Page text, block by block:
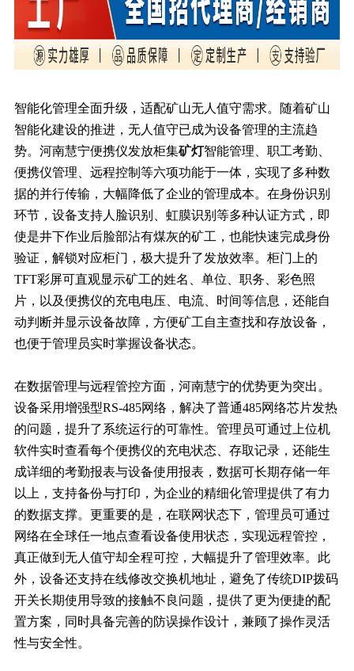
智能化管理全面升级，适配矿山无人值守需求。随着矿山
智能化建设的推进，无人值守已成为设备管理的主流趋
势。河南慧宁便携仪发放柜集矿灯智能管理、职工考勤、
便携仪管理、远程控制等六项功能于一体，实现了多种数
据的并行传输，大幅降低了企业的管理成本。在身份识别
环节，设备支持人脸识别、虹膜识别等多种认证方式，即
使是井下作业后脸部沾有煤灰的矿工，也能快速完成身份
验证，解锁对应柜门，极大提升了发放效率。柜门上的
TFT彩屏可直观显示矿工的姓名、单位、职务、彩色照
片，以及便携仪的充电电压、电流、时间等信息，还能自
动判断并显示设备故障，方便矿工自主查找和存放设备，
也便于管理员实时掌握设备状态。
在数据管理与远程管控方面，河南慧宁的优势更为突出。
设备采用增强型RS-485网络，解决了普通485网络芯片发热
的问题，提升了系统运行的可靠性。管理员可通过上位机
软件实时查看每个便携仪的充电状态、存取记录，还能生
成详细的考勤报表与设备使用报表，数据可长期存储一年
以上，支持备份与打印，为企业的精细化管理提供了有力
的数据支撑。更重要的是，在联网状态下，管理员可通过
网络在全球任一地点查看设备使用状态，实现远程管控，
真正做到无人值守却全程可控，大幅提升了管理效率。此
外，设备还支持在线修改交换机地址，避免了传统DIP拨码
开关长期使用导致的接触不良问题，提供了更为便捷的配
置方案，同时具备完善的防误操作设计，兼顾了操作灵活
性与安全性。